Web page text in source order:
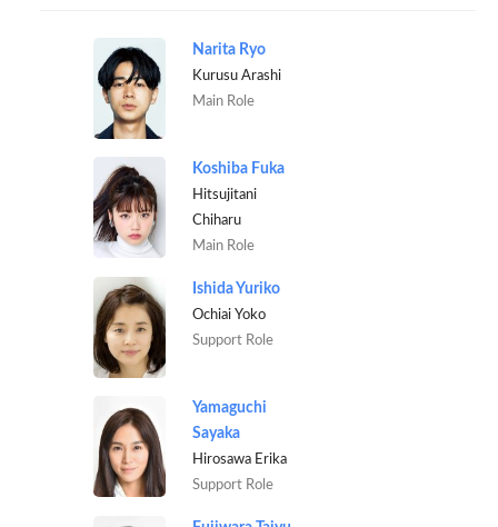
Narita Ryo
Kurusu Arashi
Main Role
Koshiba Fuka
Hitsujitani
Chiharu
Main Role
Ishida Yuriko
Ochiai Yoko
Support Role
Yamaguchi
Sayaka
Hirosawa Erika
Support Role